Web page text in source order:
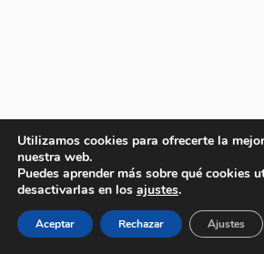
Utilizamos cookies para ofrecerte la
nuestra web.
Puedes aprender más sobre qué cookies
desactivarlas en los ajustes.
Aceptar Rechazar Ajustes